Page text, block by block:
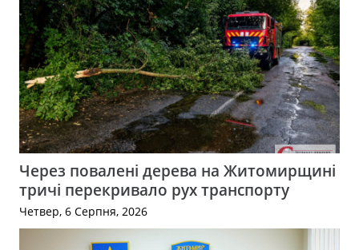
Через повалені дерева на Житомирщині
тричі перекривало рух транспорту
Четвер, 6 Серпня, 2026